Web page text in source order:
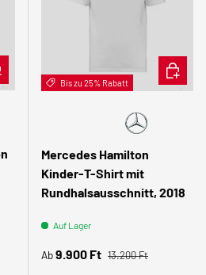
AUSWÄHLEN
Bis zu 25% Rabatt
🧑🏻
Mercedes Hamilton
Kinder-T-Shirt mit
Rundhalsausschnitt, 2018
Auf Lager
Verkaufspreis
Ab9.900 Ft Normaler Preis
13.200 Ft